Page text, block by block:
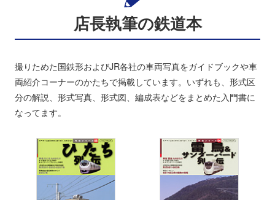
店長執筆の鉄道本
撮りためた国鉄形およびJR各社の車両写真をガイドブックや車
両紹介コーナーのかたちで掲載しています。いずれも、形式区
分の解説、形式写真、形式図、編成表などをまとめた入門書に
なってます。